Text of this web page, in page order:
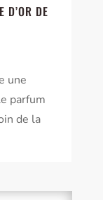
D’OR DE
une
parfum
de la